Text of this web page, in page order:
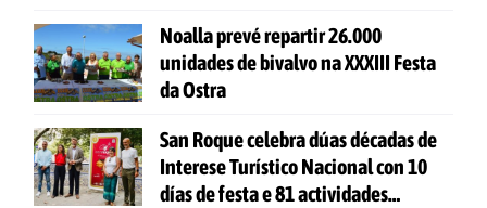
Noalla prevé repartir 26.000
unidades de bivalvo na XXXIII Festa
da Ostra
San Roque celebra dúas décadas de
Interese Turístico Nacional con 10
días de festa e 81 actividades